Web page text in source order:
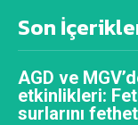
Son
AGD ve
etkinlikleri:
surlarını